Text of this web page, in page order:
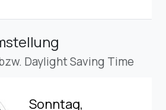
Daylight Saving Time
Sonntag,